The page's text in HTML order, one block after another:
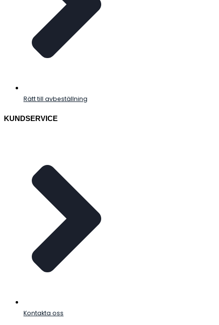
Rätt till avbeställning
KUNDSERVICE
Kontakta oss